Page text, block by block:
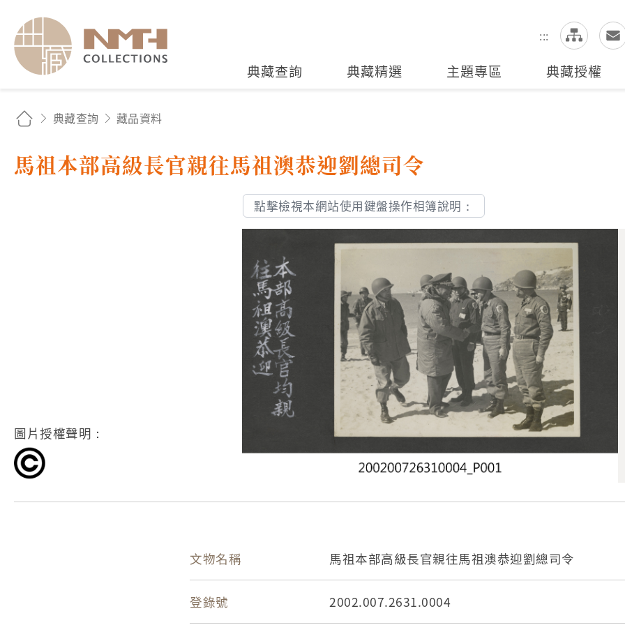
:::
全站搜尋
典藏查詢 典藏精選 主題專區 典藏授權
典藏查詢 藏品資料
馬祖本部高級長官親往馬祖澳恭迎劉總司令
點擊檢視本網站使用鍵盤操作相簿說明：
圖片授權聲明：
文物名稱 馬祖本部高級長官親往馬祖澳恭迎劉總司令
登錄號 2002.007.2631.0004